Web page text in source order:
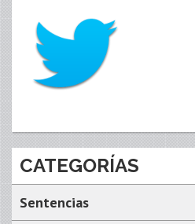
CATEGORÍAS
Sentencias